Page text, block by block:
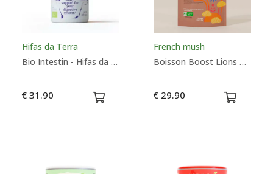
Couleurs
Hifas da Terra
Bio Intestin - Hifas da Terra
€ 31.90
French mush
Boisson Boost Lions Mane & Chicorée - French Mush
€ 29.90